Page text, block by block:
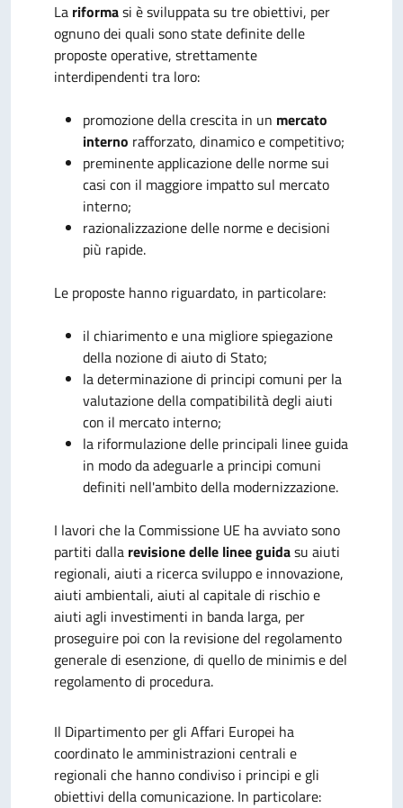
La riformasi è sviluppata su tre obiettivi, per
ognuno dei quali sono state definite delle
proposte operative, strettamente
interdipendenti tra loro:
promozione della crescita in un mercato
interno rafforzato, dinamico e competitivo;
preminente applicazione delle norme sui
casi con il maggiore impatto sul mercato
interno;
razionalizzazione delle norme e decisioni
più rapide.
Le proposte hanno riguardato, in particolare:
il chiarimento e una migliore spiegazione
della nozione di aiuto di Stato;
la determinazione di principi comuni per la
valutazione della compatibilità degli aiuti
con il mercato interno;
la riformulazione delle principali linee guida
in modo da adeguarle a principi comuni
definiti nell'ambito della modernizzazione.
I lavori che la Commissione UE ha avviato sono
partiti dalla revisione delle linee guidasu aiuti
regionali, aiuti a ricerca sviluppo e innovazione,
aiuti ambientali, aiuti al capitale di rischio e
aiuti agli investimenti in banda larga, per
proseguire poi con la revisione del regolamento
generale di esenzione, di quello de minimis e del
regolamento di procedura.
Il Dipartimento per gli Affari Europei ha
coordinato le amministrazioni centrali e
regionali che hanno condiviso i principi e gli
obiettivi della comunicazione. In particolare: